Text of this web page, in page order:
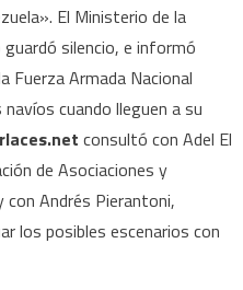
El Ministerio de la
silencio, e informó
Fuerza Armada Nacional
cuando lleguen a su
consultó con Adel El
de Asociaciones y
con Andrés Pierantoni,
los posibles escenarios con